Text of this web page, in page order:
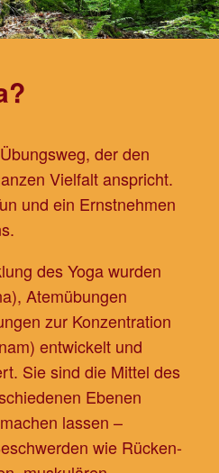
der den
Vielfalt anspricht.
und ein Ernstnehmen
des Yoga wurden
Atemübungen
zur Konzentration
entwickelt und
Sie sind die Mittel des
Ebenen
lassen –
wie Rücken-